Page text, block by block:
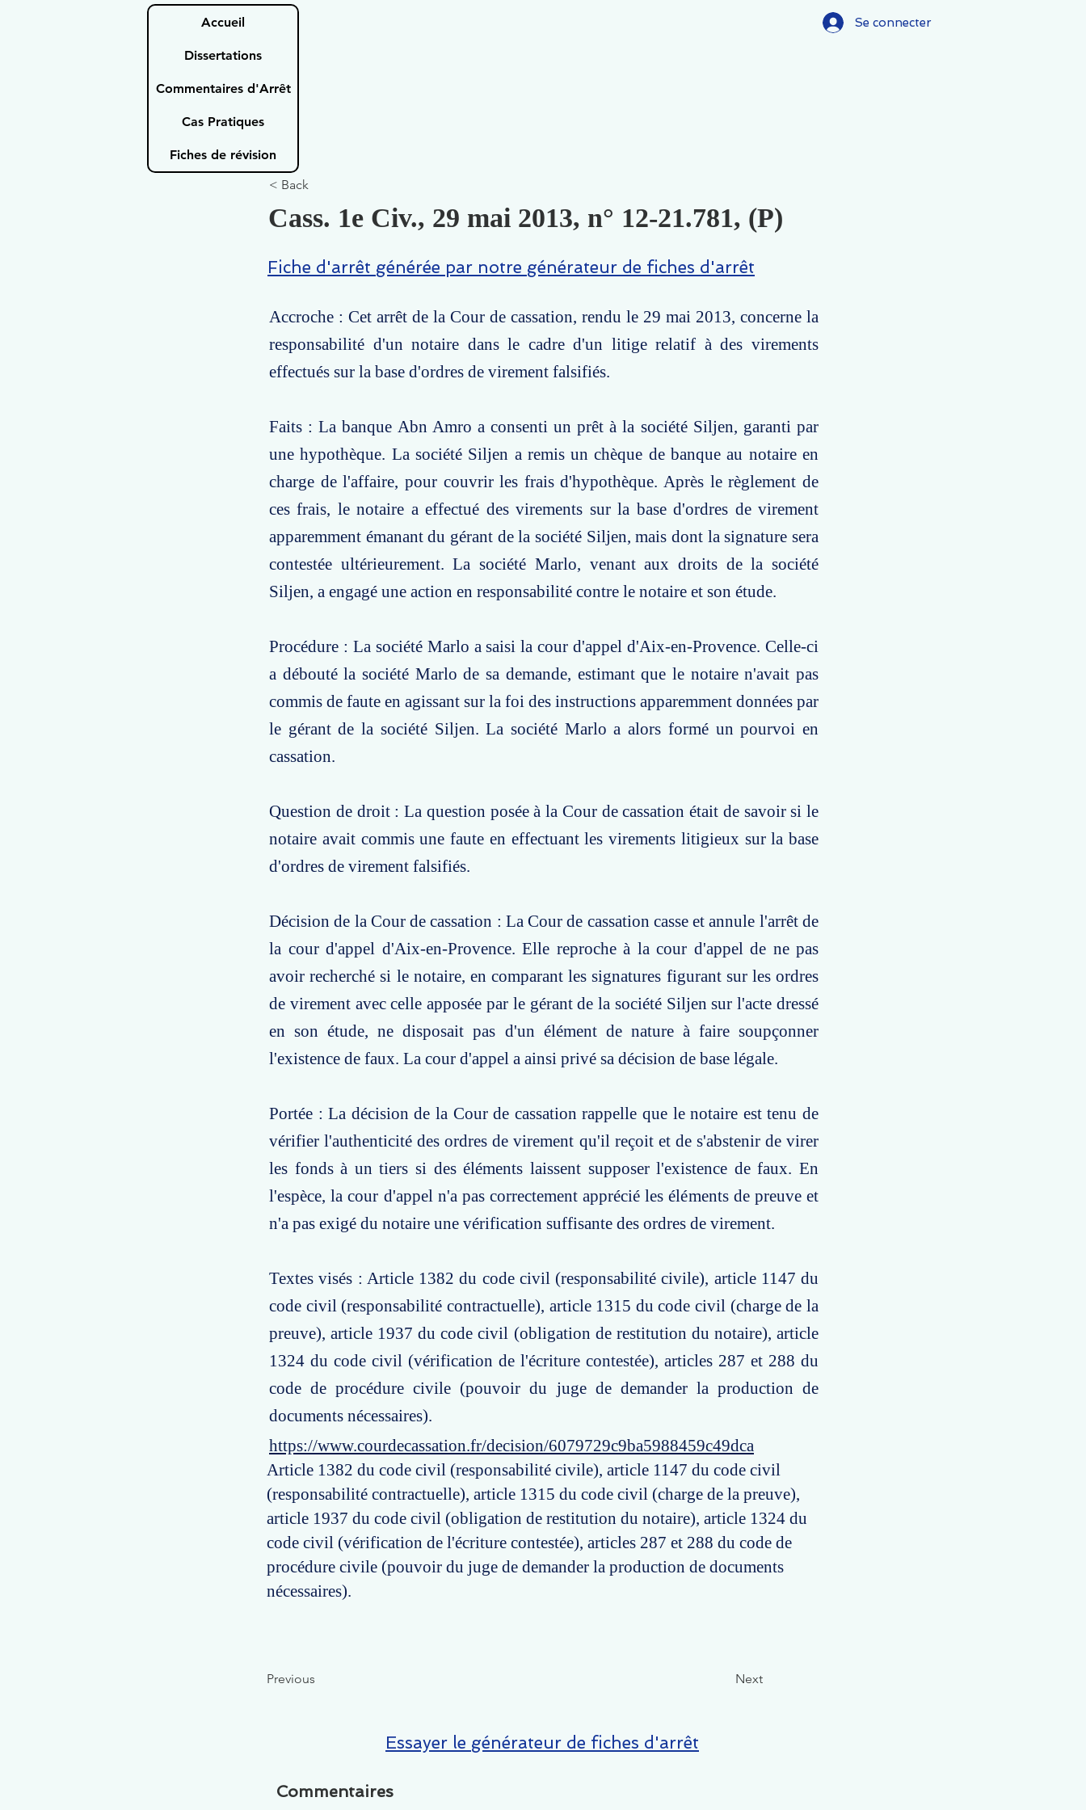
Accueil
Dissertations
Commentaires d'Arrêt
Cas Pratiques
Fiches de révision
Se connecter
< Back
Cass. 1e Civ., 29 mai 2013, n° 12-21.781, (P)
Fiche d'arrêt générée par notre générateur de fiches d'arrêt
Accroche : Cet arrêt de la Cour de cassation, rendu le 29 mai 2013, concerne la
responsabilité d'un notaire dans le cadre d'un litige relatif à des virements
effectués sur la base d'ordres de virement falsifiés.
Faits : La banque Abn Amro a consenti un prêt à la société Siljen, garanti par
une hypothèque. La société Siljen a remis un chèque de banque au notaire en
charge de l'affaire, pour couvrir les frais d'hypothèque. Après le règlement de
ces frais, le notaire a effectué des virements sur la base d'ordres de virement
apparemment émanant du gérant de la société Siljen, mais dont la signature sera
contestée ultérieurement. La société Marlo, venant aux droits de la société
Siljen, a engagé une action en responsabilité contre le notaire et son étude.
Procédure : La société Marlo a saisi la cour d'appel d'Aix-en-Provence. Celle-ci
a débouté la société Marlo de sa demande, estimant que le notaire n'avait pas
commis de faute en agissant sur la foi des instructions apparemment données par
le gérant de la société Siljen. La société Marlo a alors formé un pourvoi en
cassation.
Question de droit : La question posée à la Cour de cassation était de savoir si le
notaire avait commis une faute en effectuant les virements litigieux sur la base
d'ordres de virement falsifiés.
Décision de la Cour de cassation : La Cour de cassation casse et annule l'arrêt de
la cour d'appel d'Aix-en-Provence. Elle reproche à la cour d'appel de ne pas
avoir recherché si le notaire, en comparant les signatures figurant sur les ordres
de virement avec celle apposée par le gérant de la société Siljen sur l'acte dressé
en son étude, ne disposait pas d'un élément de nature à faire soupçonner
l'existence de faux. La cour d'appel a ainsi privé sa décision de base légale.
Portée : La décision de la Cour de cassation rappelle que le notaire est tenu de
vérifier l'authenticité des ordres de virement qu'il reçoit et de s'abstenir de virer
les fonds à un tiers si des éléments laissent supposer l'existence de faux. En
l'espèce, la cour d'appel n'a pas correctement apprécié les éléments de preuve et
n'a pas exigé du notaire une vérification suffisante des ordres de virement.
Textes visés : Article 1382 du code civil (responsabilité civile), article 1147 du
code civil (responsabilité contractuelle), article 1315 du code civil (charge de la
preuve), article 1937 du code civil (obligation de restitution du notaire), article
1324 du code civil (vérification de l'écriture contestée), articles 287 et 288 du
code de procédure civile (pouvoir du juge de demander la production de
documents nécessaires).
https://www.courdecassation.fr/decision/6079729c9ba5988459c49dca
Article 1382 du code civil (responsabilité civile), article 1147 du code civil
(responsabilité contractuelle), article 1315 du code civil (charge de la preuve),
article 1937 du code civil (obligation de restitution du notaire), article 1324 du
code civil (vérification de l'écriture contestée), articles 287 et 288 du code de
procédure civile (pouvoir du juge de demander la production de documents
nécessaires).
Previous Next
Essayer le générateur de fiches d'arrêt
Commentaires